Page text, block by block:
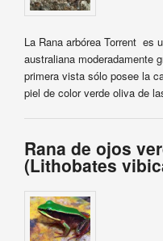
La Rana arbórea Torrent es
australiana moderadamente
primera vista sólo posee la
piel de color verde oliva de
Rana de ojos
(Lithobates